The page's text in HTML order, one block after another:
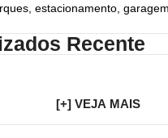
estacionamento,
Recente
[+] VEJA MAIS